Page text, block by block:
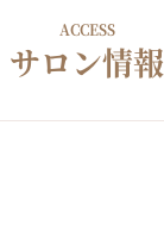
ACCESS
サロン情報